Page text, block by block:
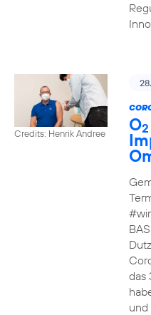
Credits: Henrik Andree O2
das
und